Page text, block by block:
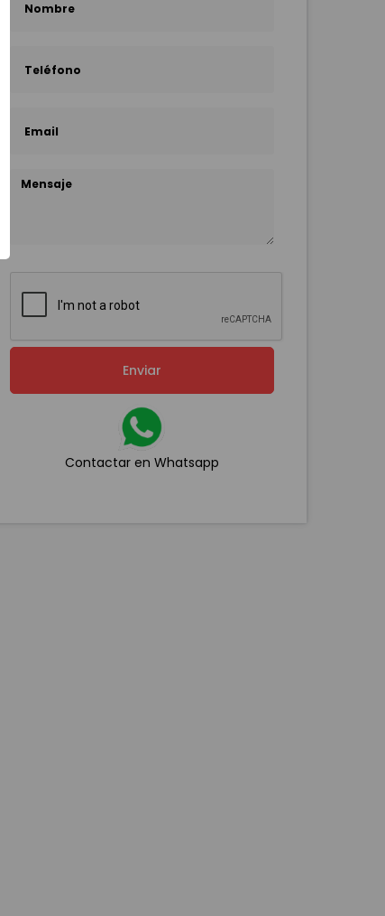
Enviar
Contactar en Whatsapp